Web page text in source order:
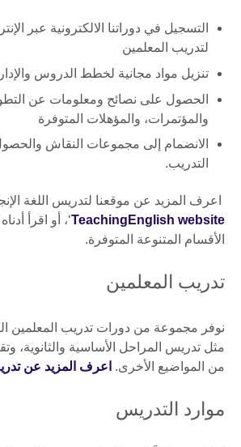
التسجيل في دوراتنا الالكترونية عبر
لتدريب المعلمين
تنزيل مواد مجانية لخطط الدروس
الحصول على نصائح ومعلومات عن
والمؤتمرات، والمؤهلات المتوفرة
الانضمام إلى مجموعات النقاش
التدريب.
اعرف المزيد عن موقعنا لتدريس اللغة
TeachingEnglish website‘، أو اقرأ
الأقسام المتنوعة المتوفرة.
تدريب المعلمين
نوفر مجموعة من دورات تدريب المعلمين
مثل تدريس المراحل الأساسية والثانوية،
من المواضيع الأخرى. اعرف المزيد عن
موارد التدريس